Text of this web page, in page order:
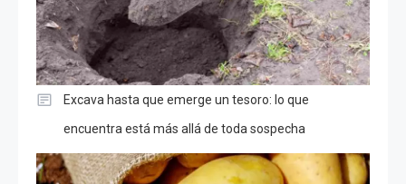
Excava hasta que emerge un tesoro: lo que
encuentra está más allá de toda sospecha